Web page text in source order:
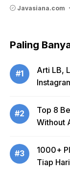
Javasiana.com
Paling
#1
Arti LB,
#2
Top 8
Without
#3
1000+
Tiap